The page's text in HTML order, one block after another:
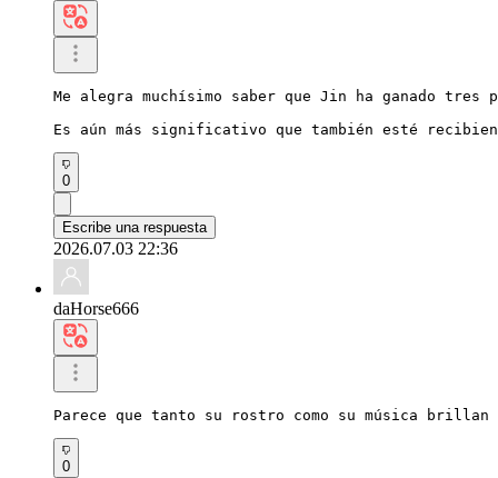
Me alegra muchísimo saber que Jin ha ganado tres
Es aún más significativo que también esté
0
Escribe una respuesta
2026.07.03 22:36
daHorse666
Parece que tanto su rostro como su música brillan
0